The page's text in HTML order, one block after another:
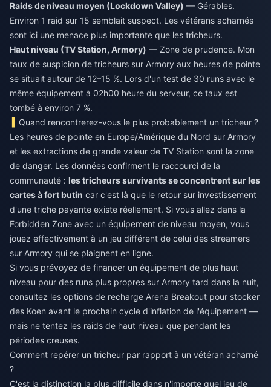
Raids de niveau moyen (Lockdown Valley) — Gérables.
Environ 1 raid sur 15 semblait suspect. Les vétérans acharnés
sont ici une menace plus importante que les tricheurs.
Haut niveau (TV Station, Armory) — Zone de prudence. Mon
taux de suspicion de tricheurs sur Armory aux heures de pointe
se situait autour de 12–15 %. Lors d'un test de 30 runs avec le
même équipement à 02h00 heure du serveur, ce taux est
tombé à environ 7 %.
Quand rencontrerez-vous le plus probablement un tricheur ?
Les heures de pointe en Europe/Amérique du Nord sur Armory
et les extractions de grande valeur de TV Station sont la zone
de danger. Les données confirment le raccourci de la
communauté : les tricheurs survivants se concentrent sur les
cartes à fort butin car c'est là que le retour sur investissement
d'une triche payante existe réellement. Si vous allez dans la
Forbidden Zone avec un équipement de niveau moyen, vous
jouez effectivement à un jeu différent de celui des streamers
sur Armory qui se plaignent en ligne.
Si vous prévoyez de financer un équipement de plus haut
niveau pour des runs plus propres sur Armory tard dans la nuit,
consultez les options de recharge Arena Breakout pour stocker
des Koen avant le prochain cycle d'inflation de l'équipement —
mais ne tentez les raids de haut niveau que pendant les
périodes creuses.
Comment repérer un tricheur par rapport à un vétéran acharné
?
C'est la distinction la plus difficile dans n'importe quel jeu de